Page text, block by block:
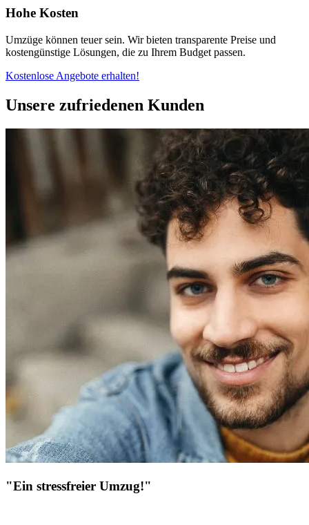
Hohe Kosten
Umzüge können teuer sein. Wir bieten transparente Preise und
kostengünstige Lösungen, die zu Ihrem Budget passen.
Kostenlose Angebote erhalten!
Unsere zufriedenen Kunden
"Ein stressfreier Umzug!"